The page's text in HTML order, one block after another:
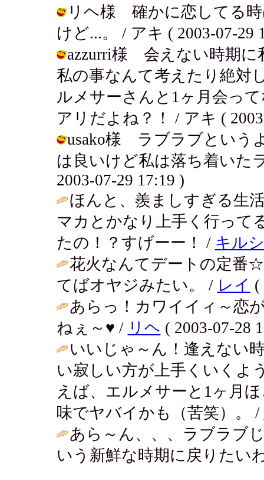
リヘ様 確かに恋してる時
けど...。 / アキ ( 2003-07-29
azzurri様 会えない時期に
私の事なんて考えたり絶対
ルメサーさんと1ヶ月会っ
アリだよね？！ / アキ (
usako様 ラブラブという
は良いけど私は落ち着いた
2003-07-29 17:19 )
ほんと、羨ましすぎる生
マカとかなり上手く行って
たの！？すげーー！ / キル
花火なんてデートの定番
てばオヤジみたい。 / レイ (
あらっ！カワイイィ～恋
ねぇ～♥ / リヘ ( 2003-07-28
いいじゃ～ん！逢えない
い寂しい方が上手くいく
えば、エルメサーと1ヶ月
味でヤバイかも（苦笑）。 /
あら～ん、、、ラブラブ
いう新鮮な時期に戻りた